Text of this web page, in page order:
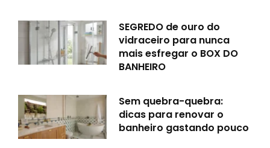
SEGREDO de ouro do
vidraceiro para nunca
mais esfregar o BOX DO
BANHEIRO
Sem quebra-quebra:
dicas para renovar o
banheiro gastando pouco